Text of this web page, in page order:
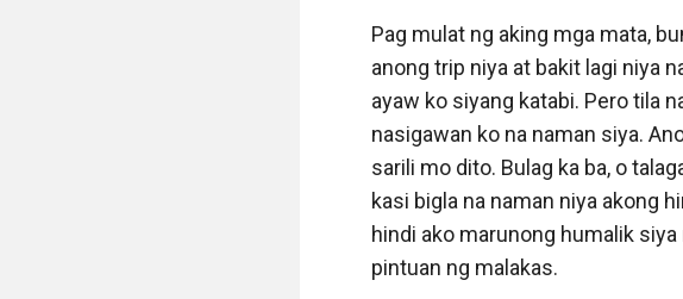
Pag mulat ng aking mga mata,
anong trip niya at bakit lagi niya
ayaw ko siyang katabi. Pero tila
nasigawan ko na naman siya.
sarili mo dito. Bulag ka ba, o
kasi bigla na naman niya akong
hindi ako marunong humalik
pintuan ng malakas.